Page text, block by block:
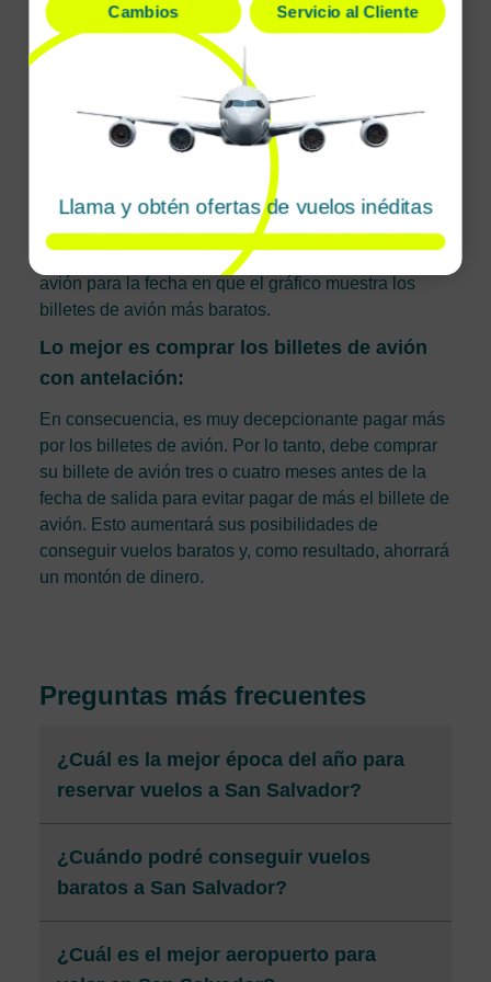
billetes de avión durante la temporada baja.
Sea ajustable con sus fechas y horarios de
Por lo tanto, si no se necesita viajar en la misma
fecha, se recomienda ajustar la fecha u hora del
viaje antes de reservar un billete de avión. Esto
puede aumentar la posibilidad de conseguir vuelos
baratos fácilmente. Puede reservar los billetes de
avión junto con sus tarifas y reservar los billetes de
avión para la fecha en que el gráfico muestra los
billetes de avión más baratos.
Lo mejor es comprar los billetes de avión
con antelación:
En consecuencia, es muy decepcionante pagar más
por los billetes de avión. Por lo tanto, debe comprar
su billete de avión tres o cuatro meses antes de la
fecha de salida para evitar pagar de más el billete de
avión. Esto aumentará sus posibilidades de
conseguir vuelos baratos y, como resultado, ahorrará
un montón de dinero.
Preguntas más frecuentes
¿Cuál es la mejor época del año para
reservar vuelos a San Salvador?
¿Cuándo podré conseguir vuelos
baratos a San Salvador?
¿Cuál es el mejor aeropuerto para
Cambios Servicio al Cliente
Llama y obtén ofertas de vuelos inéditas